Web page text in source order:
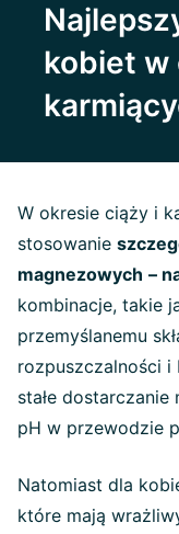
kobiet w
W okresie ciąży i
stosowanie
magnezowych –
kombinacje, takie
przemyślanemu
rozpuszczalności i
stałe
pH w przewodzie
Natomiast dla
które mają